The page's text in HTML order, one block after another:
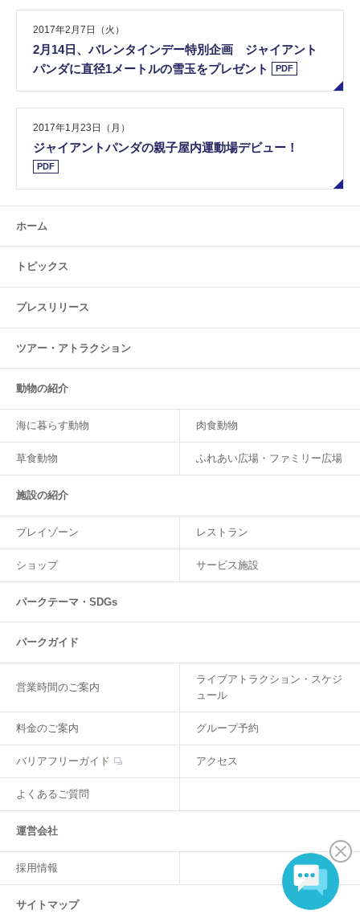
2017年2月7日（火）
2​月​1​4​日​、​バ​レ​ン​タ​イ​ン​デ​ー​特​別​企​画​ ​ジ​ャ​イ​ア​ン​ト​
パ​ン​ダ​に​直​径​1​メ​ー​ト​ル​の​雪​玉​を​プ​レ​ゼ​ン​ト
PDF
2017年1月23日（月）
ジ​ャ​イ​ア​ン​ト​パ​ン​ダ​の​親​子​屋​内​運​動​場​デ​ビ​ュ​ー​！
PDF
ホーム
トピックス
プレスリリース
ツアー・ アトラクション
動物の紹介
海に暮らす動物 肉食動物
草食動物 ふれあい広場・ファミリー広場
施設の紹介
プレイゾーン レストラン
ショップ サービス施設
パークテーマ・SDGs
パークガイド
営業時間のご案内
ライブアトラクション・スケジ
ュール
料金のご案内 グループ予約
バリアフリーガイド アクセス
よくあるご質問
運営会社
採用情報
サイトマップ